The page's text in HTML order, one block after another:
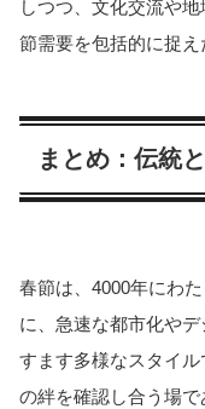
しつつ、文化交流や
節需要を包括的に捉え
まとめ：伝統
春節は、4000年にわ
に、急速な都市化や
すます多様なスタイ
の絆を確認し合う場